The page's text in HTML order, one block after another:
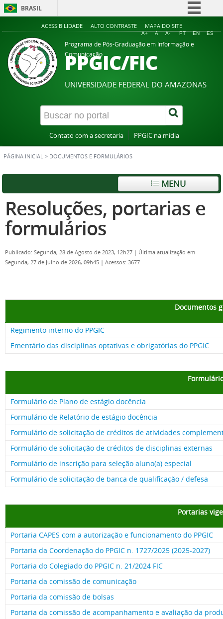
BRASIL
Simplifique!
Comunica BR
Participe
Acesso à informação
Legislação
Canais
ACESSIBILIDADE ALTO CONTRASTE MAPA DO SITE
A+ A A- PT EN ES
Programa de Pós-Graduação em Informação e
Comunicação
PPGIC/FIC
UNIVERSIDADE FEDERAL DO AMAZONAS
Contato com a secretaria PPGIC na mídia
PÁGINA INICIAL > DOCUMENTOS E FORMULÁRIOS
MENU
Resoluções, portarias e
formulários
Publicado: Segunda, 28 de Agosto de 2023, 12h27 | Última atualização em
Segunda, 27 de Julho de 2026, 09h45 | Acessos: 3677
Documentos
Regimento interno do PPGIC
Ementário das disciplinas optativas e obrigatórias do PPGIC
Formulário de Plano de estágio docência
Formulário de Relatório de estágio docência
Formulário de solicitação de créditos de atividades
Formulário de solicitação de créditos de disciplinas externas
Formulário de inscrição para seleção aluno(a) especial
Formulário de solicitação de banca de qualificação / defesa
Portarias
Portaria CAPES com a autorização e funcionamento do PPGIC
Portaria da Coordenação do PPGIC n. 1727/2025 (2025-2027)
Portaria do Colegiado do PPGIC n. 21/2024 FIC
Portaria da comissão de comunicação
Portaria da comissão de bolsas
Portaria da comissão de acompanhamento e avaliação da